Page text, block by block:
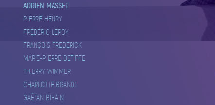
ADRIEN MASSET
PIERRE HENRY
FRÉDÉRIC LEROY
FRANÇOIS FREDERICK
MARIE-PIERRE DETIFFE
THIERRY WIMMER
CHARLOTTE BRANDT
GAËTAN BIHAIN